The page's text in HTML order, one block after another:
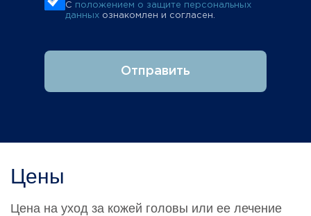
С положением о защите персональных
данных ознакомлен и согласен.
Отправить
Цены
Цена на уход за кожей головы или ее лечение